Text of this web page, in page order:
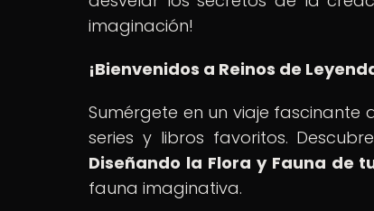
imaginación!
¡Bienvenidos a Reinos de
Sumérgete en un viaje fascinante
series y libros favoritos.
Diseñando la Flora y Fauna de
fauna imaginativa.